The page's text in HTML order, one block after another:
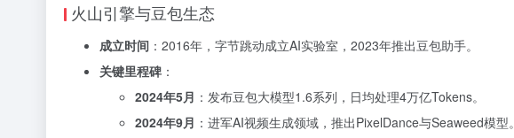
火山引擎与豆包生态
成立时间 ：2016年，字节跳动成立AI实验室，2023年推出豆包助手。
关键里程碑 ：
2024年5月 ：发布豆包大模型1.6系列，日均处理4万亿Tokens。
2024年9月 ：进军AI视频生成领域，推出PixelDance与Seaweed模型。